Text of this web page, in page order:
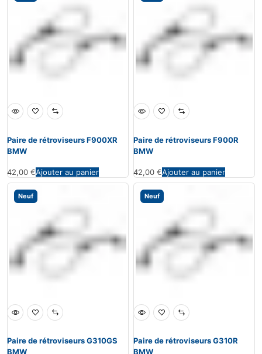
Paire de rétroviseurs F900XR
BMW
42,00 €Ajouter au panier
Paire de rétroviseurs F900R
BMW
42,00 €Ajouter au panier
Neuf
Paire de rétroviseurs G310GS
BMW
Neuf
Paire de rétroviseurs G310R
BMW